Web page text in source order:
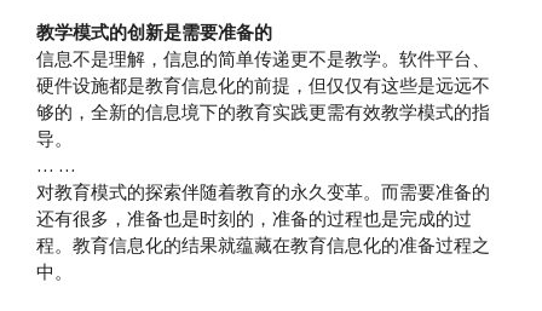
教学模式的创新是需要准备的
信息不是理解，信息的简单传递更不是教学。软件平台、
硬件设施都是教育信息化的前提，但仅仅有这些是远远不
够的，全新的信息境下的教育实践更需有效教学模式的指
导。
… …
对教育模式的探索伴随着教育的永久变革。而需要准备的
还有很多，准备也是时刻的，准备的过程也是完成的过
程。教育信息化的结果就蕴藏在教育信息化的准备过程之
中。